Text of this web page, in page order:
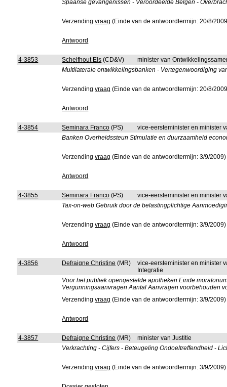
Spaanse gevangenissen - Veroordeelde Belgen -
Verzendingvraag (Einde van de antwoordtermijn: 20/8/
Antwoord
4-3853 Schelfhout Els (CD&V)
minister van
Multilaterale ontwikkelingsbanken - Vertegenwoordiging
Verzendingvraag (Einde van de antwoordtermijn: 20/8/
Antwoord
4-3854 Seminara Franco (PS)
vice-eersteminister en minister
Banken Overheidssteun Stimulatie en duurzaamheid
Verzendingvraag (Einde van de antwoordtermijn: 3/9/2009)
Antwoord
4-3855 Seminara Franco (PS)
vice-eersteminister en minister
Tax-on-web Gebruik door de belastingplichtige
Verzendingvraag (Einde van de antwoordtermijn: 3/9/2009)
Antwoord
4-3856 Defraigne Christine (MR)
vice-eersteminister en minister
Integratie
Voor het publiek opengestelde apotheken Einde
Vergunningsaanvragen Aantal Aanvragen voorbehouden
Verzendingvraag (Einde van de antwoordtermijn: 3/9/2009)
Antwoord
4-3857 Defraigne Christine (MR)
minister van Justitie
Verkrachting - Cijfers - Beteugeling Ondoeltreffendheid -
Verzendingvraag (Einde van de antwoordtermijn: 3/9/2009)